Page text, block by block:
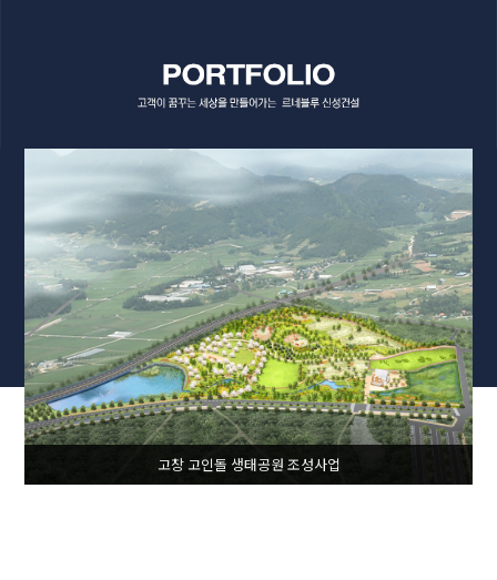
고창 고인돌 생태공원 조성사업